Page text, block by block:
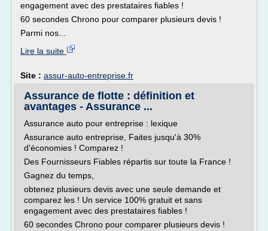
engagement avec des prestataires fiables !
60 secondes Chrono pour comparer plusieurs devis !
Parmi nos...
Lire la suite
Site : assur-auto-entreprise.fr
Assurance de flotte : définition et
avantages - Assurance ...
Assurance auto pour entreprise : lexique
Assurance auto entreprise, Faites jusqu'à 30%
d'économies ! Comparez !
Des Fournisseurs Fiables répartis sur toute la France !
Gagnez du temps,
obtenez plusieurs devis avec une seule demande et
comparez les ! Un service 100% gratuit et sans
engagement avec des prestataires fiables !
60 secondes Chrono pour comparer plusieurs devis !